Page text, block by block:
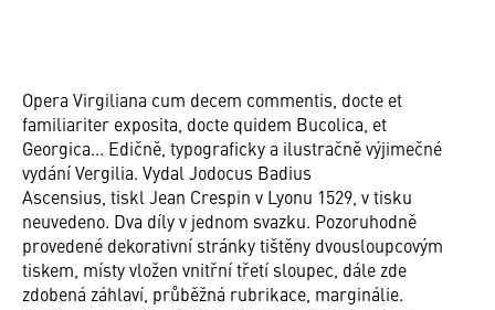
Opera Virgiliana cum decem commentis, docte et
familiariter exposita, docte quidem Bucolica, et
Georgica... Edičně, typograficky a ilustračně výjimečné
vydání Vergilia. Vydal Jodocus Badius
Ascensius, tiskl Jean Crespin v Lyonu 1529, v tisku
neuvedeno. Dva díly v jednom svazku. Pozoruhodně
provedené dekorativní stránky tištěny dvousloupcovým
tiskem, místy vložen vnitřní třetí sloupec, dále zde
zdobená záhlaví, průběžná rubrikace, marginálie.